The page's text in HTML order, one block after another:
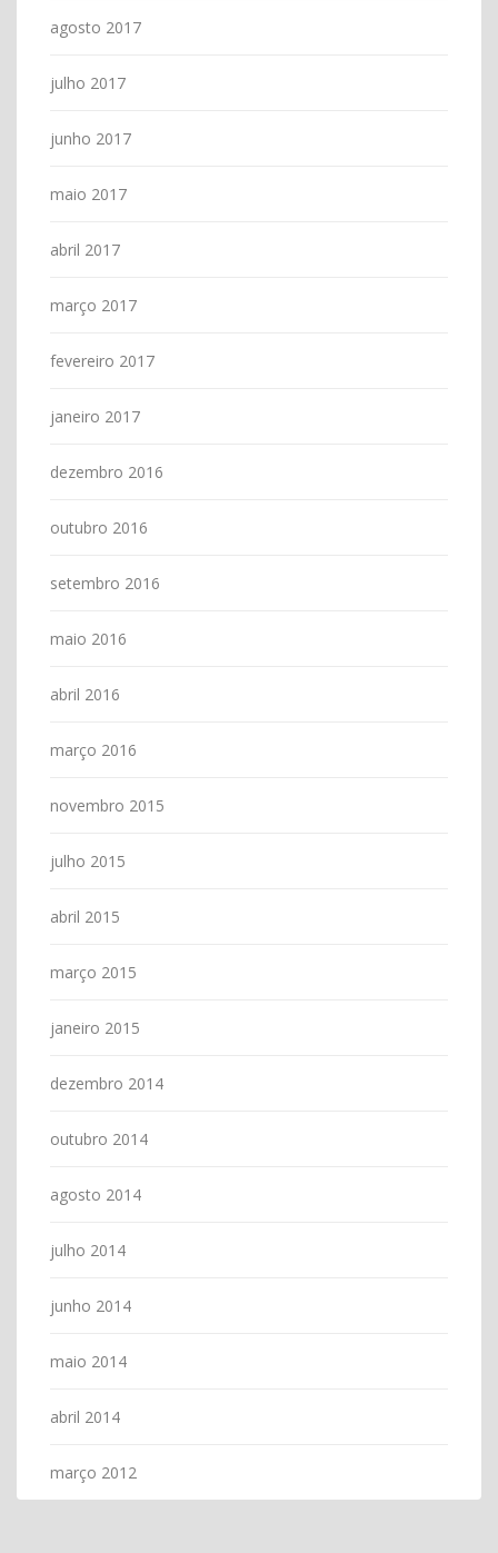
agosto 2017
julho 2017
junho 2017
maio 2017
abril 2017
março 2017
fevereiro 2017
janeiro 2017
dezembro 2016
outubro 2016
setembro 2016
maio 2016
abril 2016
março 2016
novembro 2015
julho 2015
abril 2015
março 2015
janeiro 2015
dezembro 2014
outubro 2014
agosto 2014
julho 2014
junho 2014
maio 2014
abril 2014
março 2012